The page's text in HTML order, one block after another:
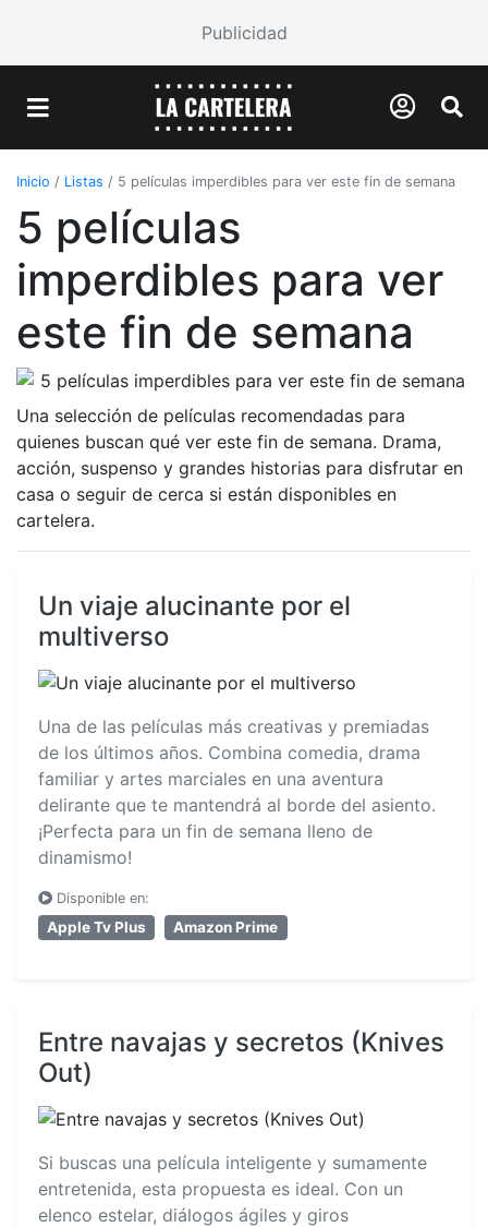
Publicidad
Inicio / Listas / 5 películas imperdibles para ver este fin de semana
5 películas
imperdibles para ver
este fin de semana
Una selección de películas recomendadas para
quienes buscan qué ver este fin de semana. Drama,
acción, suspenso y grandes historias para disfrutar en
casa o seguir de cerca si están disponibles en
cartelera.
Un viaje alucinante por el
multiverso
Una de las películas más creativas y premiadas
de los últimos años. Combina comedia, drama
familiar y artes marciales en una aventura
delirante que te mantendrá al borde del asiento.
¡Perfecta para un fin de semana lleno de
dinamismo!
Disponible en:
Apple Tv Plus Amazon Prime
Entre navajas y secretos (Knives
Out)
Si buscas una película inteligente y sumamente
entretenida, esta propuesta es ideal. Con un
elenco estelar, diálogos ágiles y giros